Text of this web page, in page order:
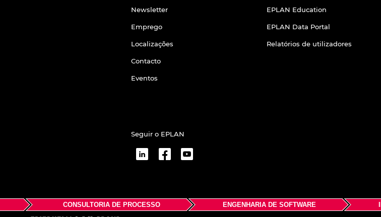
Newsletter
Emprego
Localizações
Contacto
Eventos
EPLAN Education
EPLAN Data Portal
Relatórios de utilizadores
Seguir o EPLAN
CONSULTORIA DE PROCESSO ENGENHARIA DE SOFTWARE